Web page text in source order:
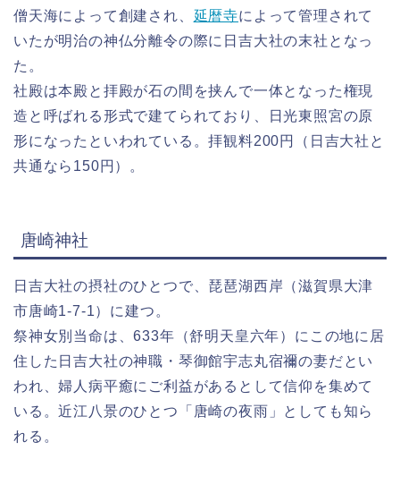
僧天海によって創建され、 延暦寺によって管理されて
いたが明治の神仏分離令の際に日吉大社の末社となっ
た。
社殿は本殿と拝殿が石の間を挟んで一体となった権現
造と呼ばれる形式で建てられており、日光東照宮の原
形になったといわれている。拝観料200円（日吉大社と
共通なら150円）。
唐崎神社
日吉大社の摂社のひとつで、琵琶湖西岸（滋賀県大津
市唐崎1-7-1）に建つ。
祭神女別当命は、633年（舒明天皇六年）にこの地に居
住した日吉大社の神職・琴御館宇志丸宿禰の妻だとい
われ、婦人病平癒にご利益があるとして信仰を集めて
いる。近江八景のひとつ「唐崎の夜雨」としても知ら
れる。